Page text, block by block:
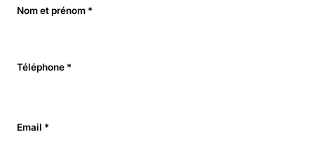
Nom et prénom *
Téléphone *
Email *